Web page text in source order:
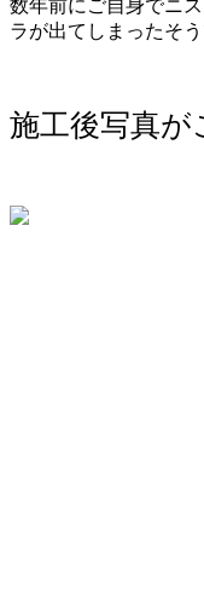
数年前にご自身でニ
ラが出てしまったそ
施工後写真が